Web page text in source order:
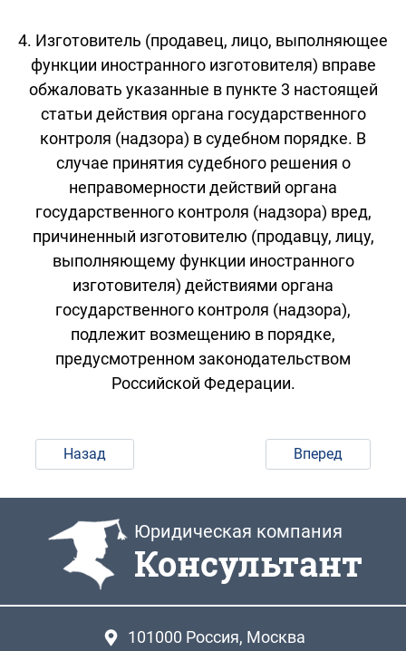
4. Изготовитель (продавец, лицо, выполняющее
функции иностранного изготовителя) вправе
обжаловать указанные в пункте 3 настоящей
статьи действия органа государственного
контроля (надзора) в судебном порядке. В
случае принятия судебного решения о
неправомерности действий органа
государственного контроля (надзора) вред,
причиненный изготовителю (продавцу, лицу,
выполняющему функции иностранного
изготовителя) действиями органа
государственного контроля (надзора),
подлежит возмещению в порядке,
предусмотренном законодательством
Российской Федерации.
Назад Вперед
Юридическая компания
Консультант
101000 Россия, Москва